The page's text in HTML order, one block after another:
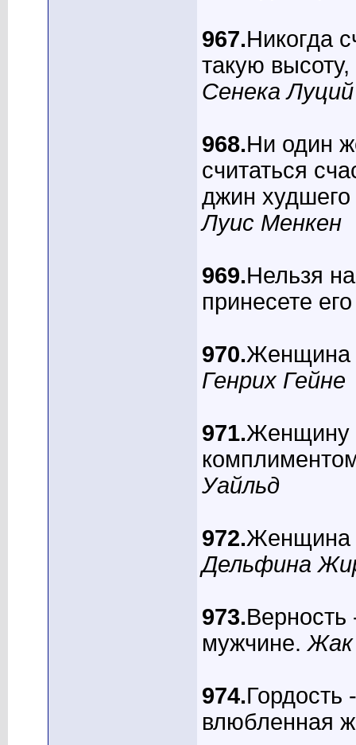
967.Никогда
такую
Сенека
968.Ни один
считаться
джин
Луис Менкен
969.Нельзя
принесете
970.Женщина
Генрих Гейне
971.Женщину
Уайльд
972.Женщина
Дельфина
973.
мужчине. Жак
974.Гордость
влюбленная